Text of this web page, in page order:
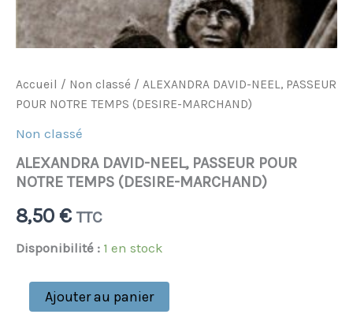
Accueil / Non classé / ALEXANDRA DAVID-NEEL, PASSEUR
POUR NOTRE TEMPS (DESIRE-MARCHAND)
Non classé
ALEXANDRA DAVID-NEEL, PASSEUR POUR
NOTRE TEMPS (DESIRE-MARCHAND)
8,50 € TTC
Disponibilité : 1 en stock
Ajouter au panier